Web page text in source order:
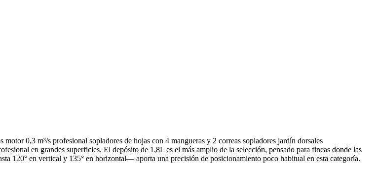
0,3 m³/s profesional sopladores de hojas con 4 mangueras y 2 correas sopladores jardín dorsales
en grandes superficies. El depósito de 1,8L es el más amplio de la selección, pensado para fincas donde las
120° en vertical y 135° en horizontal— aporta una precisión de posicionamiento poco habitual en esta categoría.